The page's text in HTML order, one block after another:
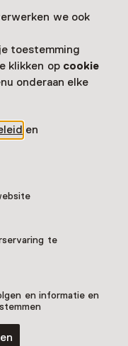
we ook
toestemming
klikken op cookie
onderaan elke
en
te
en informatie en